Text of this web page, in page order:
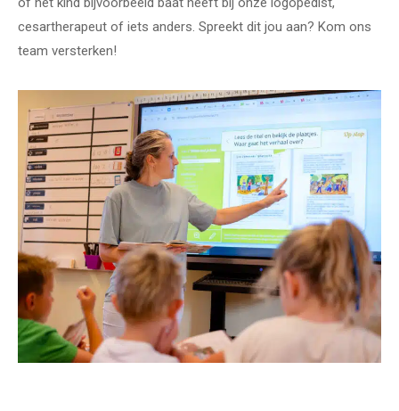
cesartherapeut of iets anders. Spreekt dit jou aan? Kom ons
team versterken!